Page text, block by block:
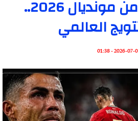
خروج البرتغال من مونديال 2026..
العالمي
2026-07-08 -